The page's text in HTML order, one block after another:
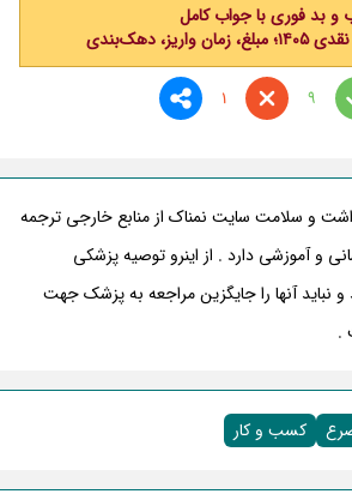
و بد فوری با جواب کامل
دهک‌بندی
9
1
و سلامت سایت نمناک از منابع خارجی ترجمه
و آموزشی دارد . از اینرو توصیه پزشکی
آنها را جایگزین مراجعه به پزشک جهت
.
کسب و کار